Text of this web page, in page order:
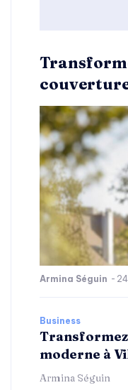
Armina Séguin -
Business
moderne à
Armina Séguin